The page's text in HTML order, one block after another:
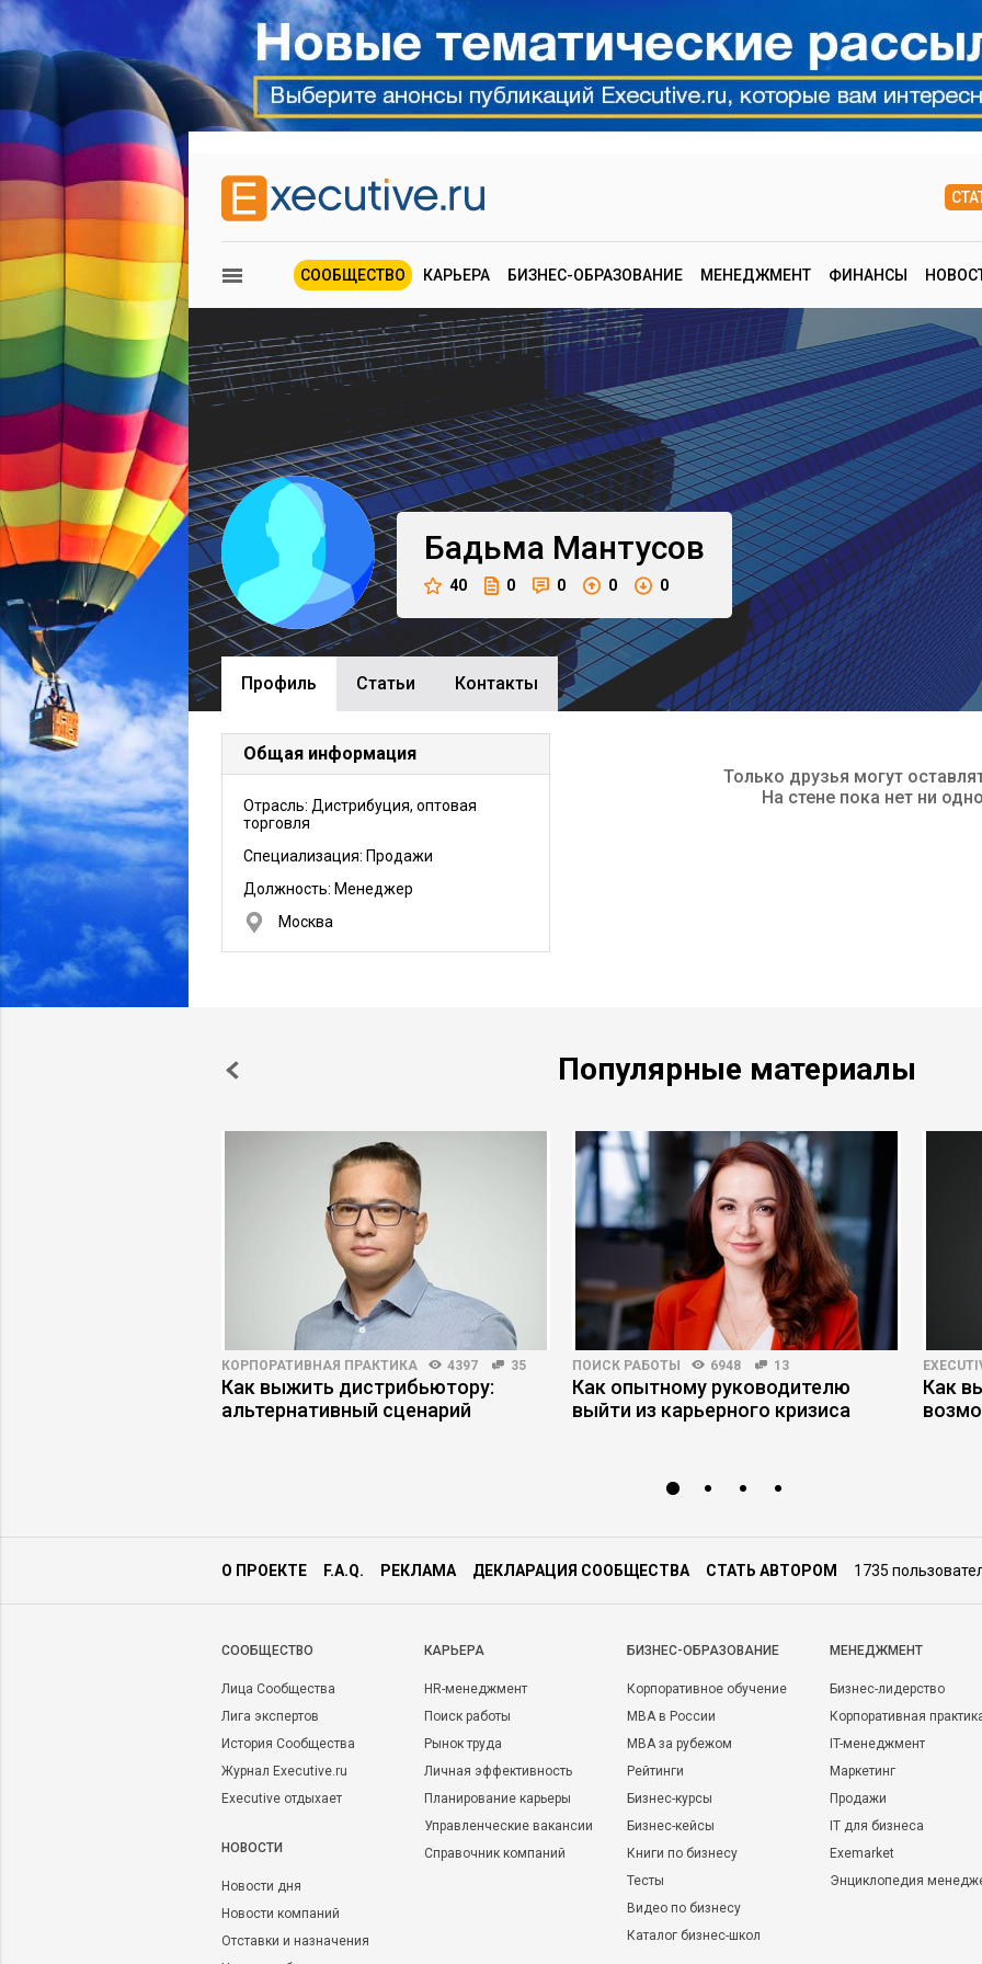
СООБЩЕСТВО КАРЬЕРА БИЗНЕС-ОБРАЗОВАНИЕ МЕНЕДЖМЕНТ ФИНАНСЫ
Бадьма Мантусов
40 0 0 0 0
Профиль Cтатьи Контакты
Общая информация
Отрасль: Дистрибуция, оптовая
торговля
Специализация: Продажи
Должность: Менеджер
Москва
Только друзья могут
На стене пока нет ни
Популярные материалы
КОРПОРАТИВНАЯ ПРАКТИКА 4397 35
Как выжить дистрибьютору:
альтернативный сценарий
ПОИСК РАБОТЫ 6948 13
Как опытному руководителю
выйти из карьерного кризиса
Как
О ПРОЕКТЕ F.A.Q. РЕКЛАМА ДЕКЛАРАЦИЯ СООБЩЕСТВА СТАТЬ АВТОРОМ 1735
CООБЩЕСТВО
Лица Сообщества
Лига экспертов
История Сообщества
Журнал Executive.ru
Executive отдыхает
НОВОСТИ
Новости дня
Новости компаний
Отставки и назначения
КАРЬЕРА
HR-менеджмент
Поиск работы
Рынок труда
Личная эффективность
Планирование карьеры
Управленческие вакансии
Справочник компаний
БИЗНЕС-ОБРАЗОВАНИЕ
Корпоративное обучение
MBA в России
MBA за рубежом
Рейтинги
Бизнес-курсы
Бизнес-кейсы
Книги по бизнесу
Тесты
Видео по бизнесу
Каталог бизнес-школ
МЕНЕДЖМЕНТ
Бизнес-лидерство
Корпоративная
IT-менеджмент
Маркетинг
Продажи
IT для бизнеса
Exemarket
Энциклопедия